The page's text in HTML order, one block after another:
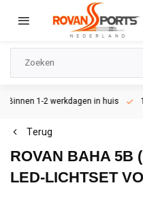
Binnen 1-2 werkdagen in huis
Terug
ROVAN BAHA 5B
LED-LICHTSET